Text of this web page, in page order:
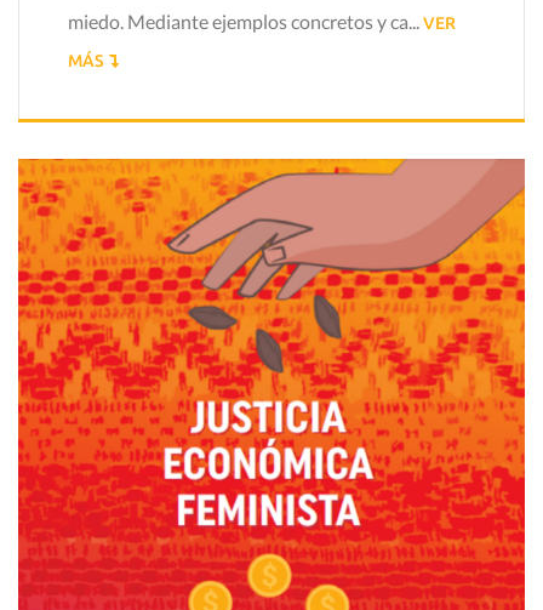
miedo. Mediante ejemplos concretos y ca... VER
MÁS